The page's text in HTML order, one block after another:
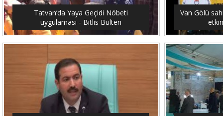
Tatvan’da Yaya Geçidi Nöbeti
uygulaması - Bitlis Bülten
Van Gölü